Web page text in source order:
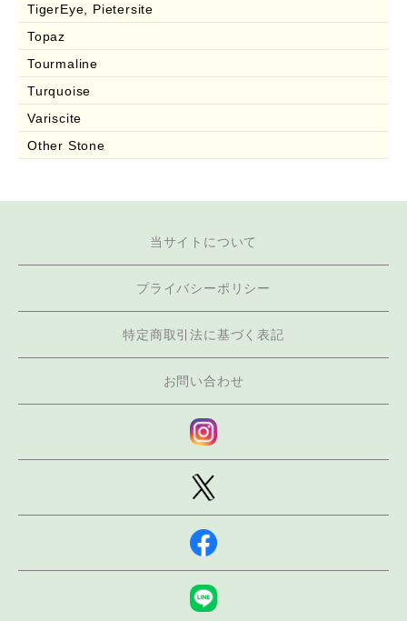
TigerEye, Pietersite
Topaz
Tourmaline
Turquoise
Variscite
Other Stone
当サイトについて
プライバシーポリシー
特定商取引法に基づく表記
お問い合わせ